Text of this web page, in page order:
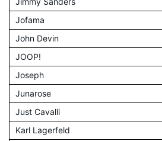
Jofama
John Devin
JOOP!
Joseph
Junarose
Just Cavalli
Karl Lagerfeld